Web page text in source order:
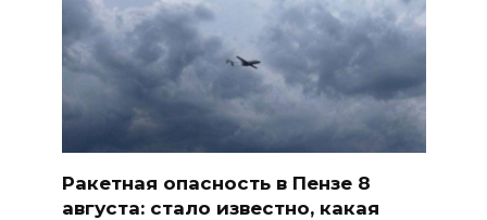
Ракетная опасность в Пензе 8
августа: стало известно, какая